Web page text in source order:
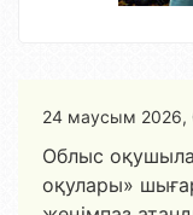
24 маусым 2026,
Облыс
оқулары»